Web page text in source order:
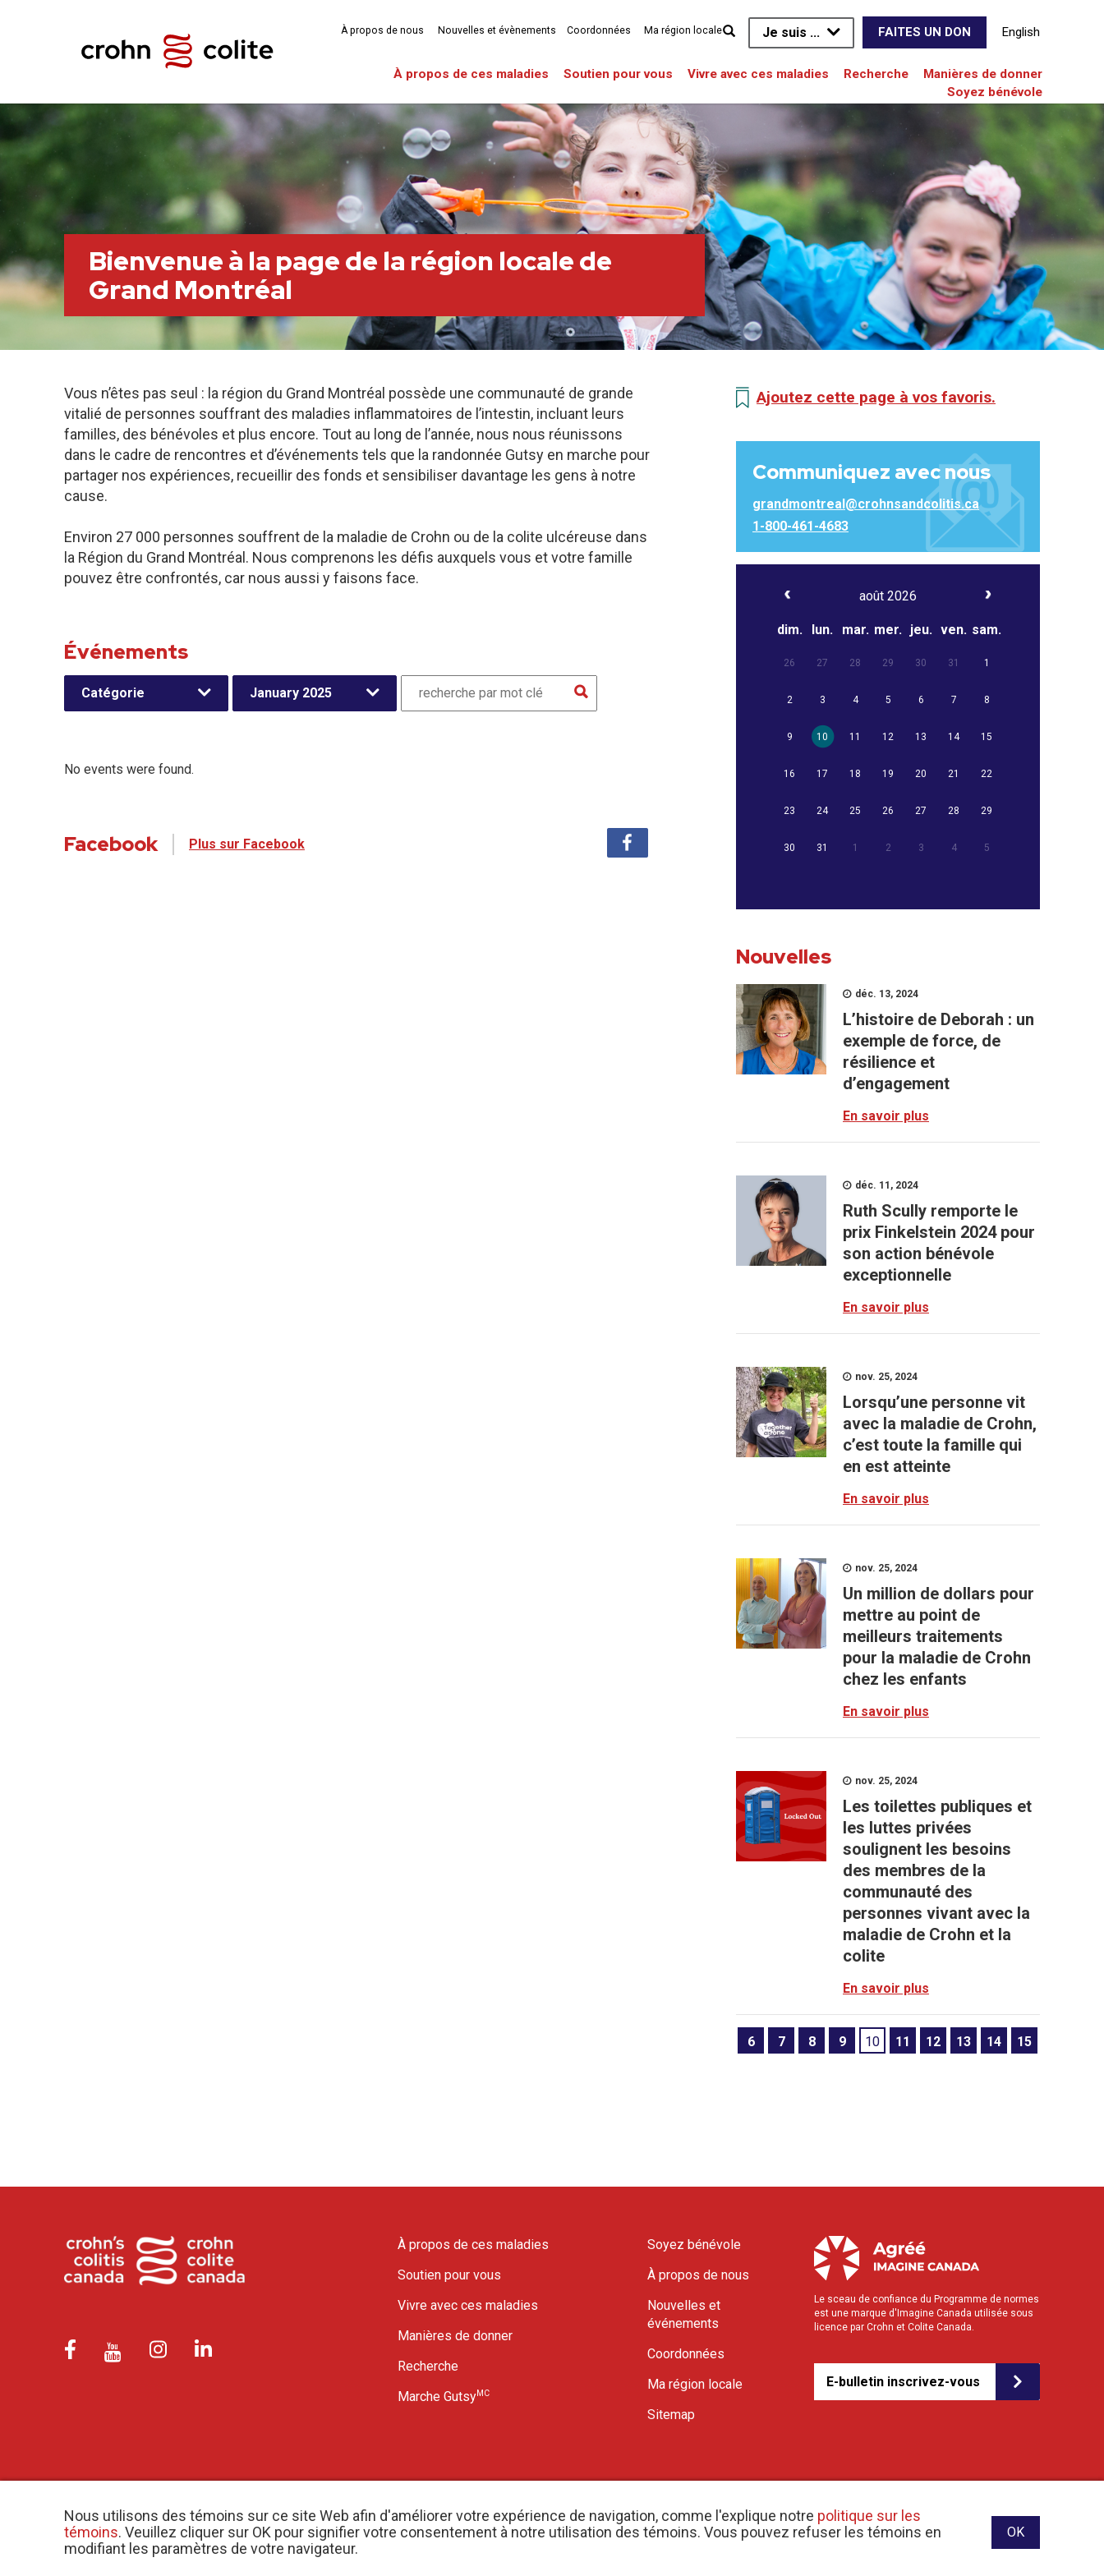
Nous utilisons des témoins sur ce site Web afin d'améliorer votre expérience de navigation, comme l'explique notre politique sur les
témoins. Veuillez cliquer sur OK pour signifier votre consentement à notre utilisation des témoins. Vous pouvez refuser les témoins en
modifiant les paramètres de votre navigateur.
OK
Je suis ... FAITES UN DON English
À propos de ces maladies Soutien pour vous Vivre avec ces maladies Recherche
Manières de donner
Soyez bénévole
À propos de nous Nouvelles et évènements Coordonnées Ma région locale
Bienvenue à la page de la région locale de
Grand Montréal
Vous n’êtes pas seul : la région du Grand Montréal possède une communauté de grande
vitalié de personnes souffrant des maladies inflammatoires de l’intestin, incluant leurs
familles, des bénévoles et plus encore. Tout au long de l’année, nous nous réunissons
dans le cadre de rencontres et d’événements tels que la randonnée Gutsy en marche pour
partager nos expériences, recueillir des fonds et sensibiliser davantage les gens à notre
cause.
Environ 27 000 personnes souffrent de la maladie de Crohn ou de la colite ulcéreuse dans
la Région du Grand Montréal. Nous comprenons les défis auxquels vous et votre famille
pouvez être confrontés, car nous aussi y faisons face.
Événements
Catégorie January 2025
No events were found.
Facebook Plus sur Facebook
Ajoutez cette page à vos favoris.
Communiquez avec nous
grandmontreal@crohnsandcolitis.ca
1-800-461-4683
août 2026
dim. lun. mar. mer. jeu. ven. sam.
26 27 28 29 30 31 1
2 3 4 5 6 7 8
9 10 11 12 13 14 15
16 17 18 19 20 21 22
23 24 25 26 27 28 29
30 31 1 2 3 4 5
Nouvelles
déc. 13, 2024
L’histoire de Deborah : un
exemple de force, de
résilience et
d’engagement
En savoir plus
déc. 11, 2024
Ruth Scully remporte le
prix Finkelstein 2024 pour
son action bénévole
exceptionnelle
En savoir plus
nov. 25, 2024
Lorsqu’une personne vit
avec la maladie de Crohn,
c’est toute la famille qui
en est atteinte
En savoir plus
nov. 25, 2024
Un million de dollars pour
mettre au point de
meilleurs traitements
pour la maladie de Crohn
chez les enfants
En savoir plus
nov. 25, 2024
Les toilettes publiques et
les luttes privées
soulignent les besoins
des membres de la
communauté des
personnes vivant avec la
maladie de Crohn et la
colite
En savoir plus
6 7 8 9 10 11 12 13 14 15
À propos de ces maladies
Soutien pour vous
Vivre avec ces maladies
Manières de donner
Recherche
Marche GutsyMC
Soyez bénévole
À propos de nous
Nouvelles et
événements
Coordonnées
Ma région locale
Sitemap
Le sceau de confiance du Programme de normes
est une marque d'Imagine Canada utilisée sous
licence par Crohn et Colite Canada.
E-bulletin inscrivez-vous
© 2026 Crohn et Colite Canada |Politique de confidentialité| No d’enregistrement d’organisme de bienfaisance 11883 1486 RR 0001